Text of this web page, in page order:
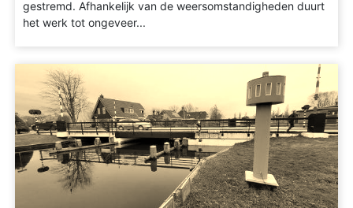
gestremd. Afhankelijk van de weersomstandigheden duurt
het werk tot ongeveer...